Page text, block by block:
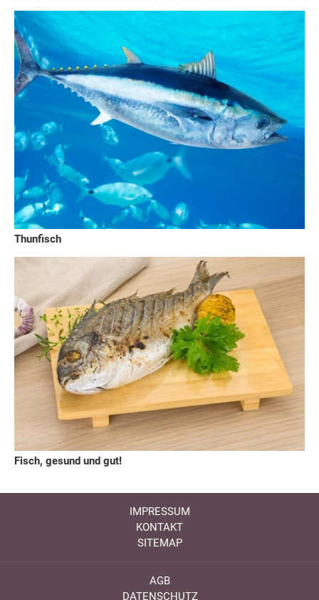
Thunfisch
Fisch, gesund und gut!
IMPRESSUM
KONTAKT
SITEMAP
AGB
DATENSCHUTZ